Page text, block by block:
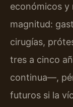
económicos y
magnitud:
cirugías,
tres a cinco
continua—,
futuros si la